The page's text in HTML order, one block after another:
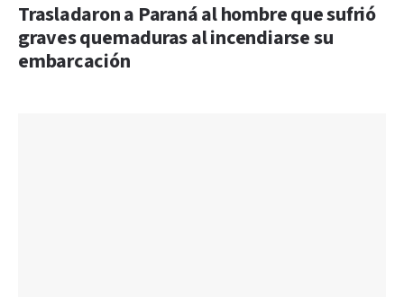
Trasladaron a Paraná al hombre que sufrió
graves quemaduras al incendiarse su
embarcación